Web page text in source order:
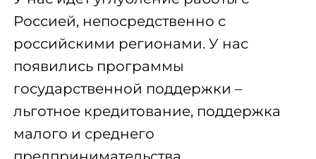
Россией, непосредственно с
российскими регионами. У нас
появились программы
государственной поддержки –
льготное кредитование, поддержка
малого и среднего